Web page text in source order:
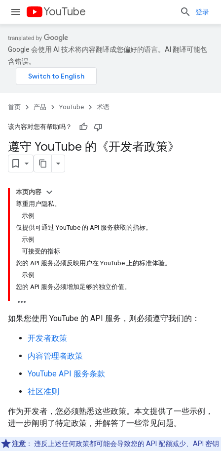
YouTube 登录
Google 会使用 AI 技术将内容翻译成您偏好的语言。AI 翻译可能包
含错误。
首页 产品 YouTube 术语
该内容对您有帮助吗？
遵守 YouTube 的《开发者政策》
本页内容
尊重用户隐私。
示例
仅提供可通过 YouTube 的 API 服务获取的指标。
示例
可接受的指标
您的 API 服务必须反映用户在 YouTube 上的标准体验。
示例
您的 API 服务必须增加足够的独立价值。
如果您使用 YouTube 的 API 服务，则必须遵守我们的：
开发者政策
内容管理者政策
YouTube API 服务条款
社区准则
作为开发者，您必须熟悉这些政策。本文提供了一些示例，
进一步阐明了特定政策，并解答了一些常见问题。
注意 ： 违反上述任何政策都可能会导致您的 API 配额减少、API 密钥